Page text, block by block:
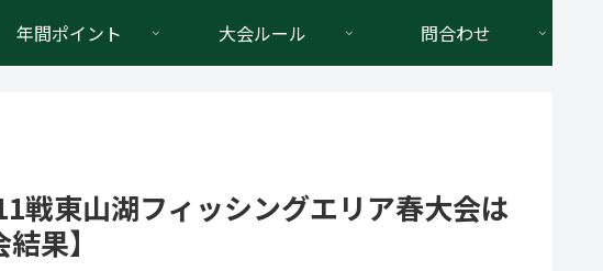
年間ポイント 大会ルール 問合わせ
戦東山湖フィッシングエリア春大会は
果】